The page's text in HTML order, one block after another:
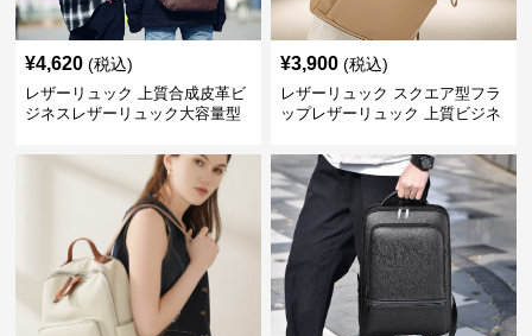
¥4,620 (税込)
レザーリュック 上質合成皮革ビ
ジネスレザーリュック大容量型
¥3,900 (税込)
レザーリュック スクエア型フラ
ップレザーリュック 上質ビジネ